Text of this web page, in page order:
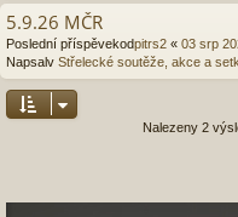
5.9.26 MČR
Poslední příspěvekodpitrs2 « 03 srp
Napsalv Střelecké soutěže, akce a
Nalezeny 2